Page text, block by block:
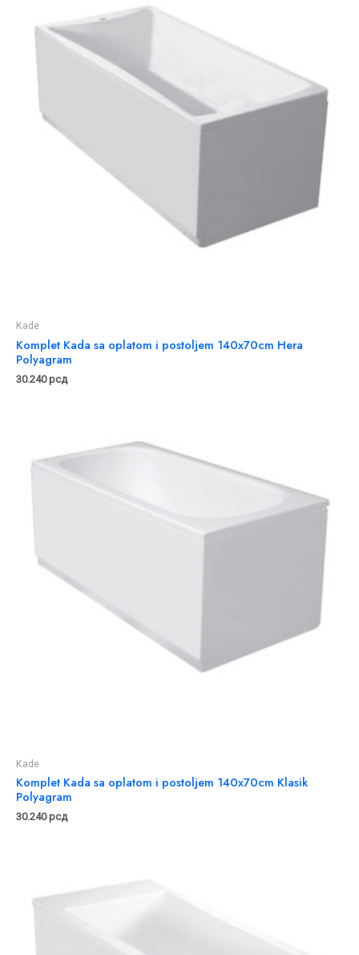
Kade
Komplet Kada sa oplatom i postoljem 140x70cm Hera
Polyagram
30.240рсд
Kade
Komplet Kada sa oplatom i postoljem 140x70cm Klasik
Polyagram
30.240рсд